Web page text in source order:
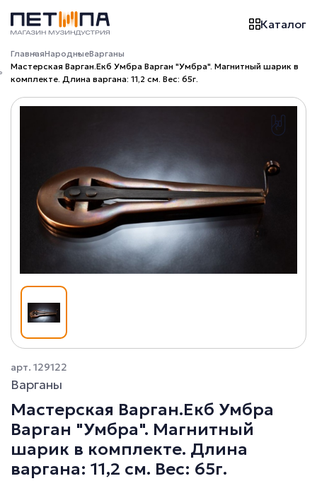
Каталог
ГлавнаяНародныеВарганы
Мастерская Варган.Екб Умбра Варган "Умбра". Магнитный шарик в
комплекте. Длина варгана: 11,2 см. Вес: 65г.
арт. 129122
Варганы
Мастерская Варган.Екб Умбра
Варган "Умбра". Магнитный
шарик в комплекте. Длина
варгана: 11,2 см. Вес: 65г.